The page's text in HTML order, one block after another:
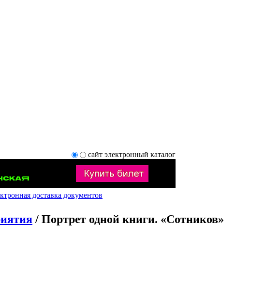
сайт электронный каталог
доставка документов
/ Портрет одной книги. «Сотников»